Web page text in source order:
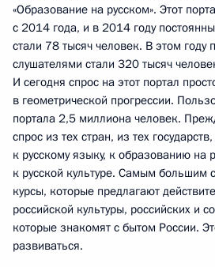
«Образование на русском». Этот
с 2014 года, и в 2014 году
стали 78 тысяч человек. В этом году
слушателями стали 320 тысяч
И сегодня спрос на этот портал
в геометрической прогрессии.
портала 2,5 миллиона человек.
спрос из тех стран, из тех
к русскому языку, к образованию на
к русской культуре. Самым большим
курсы, которые предлагают
российской культуры, российских и
которые знакомят с бытом России.
развиваться.